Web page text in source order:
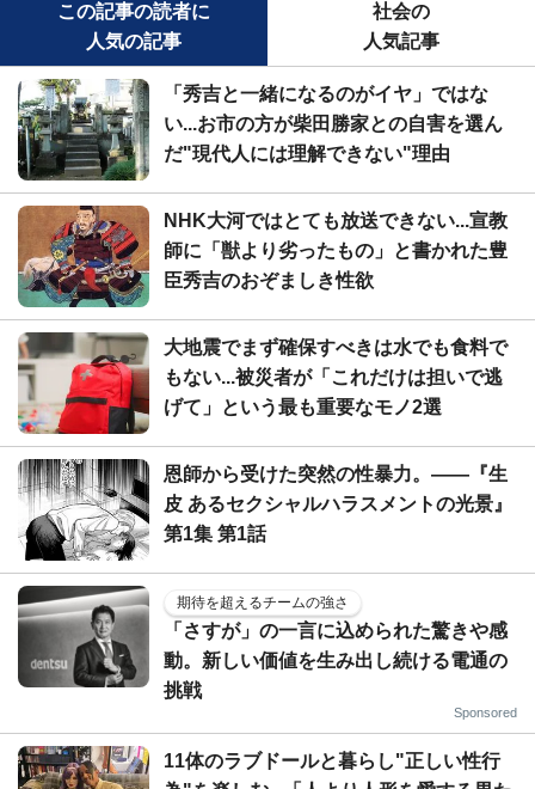
この記事の読者に
人気の記事
社会の
人気記事
「秀吉と一緒になるのがイヤ」ではな
い...お市の方が柴田勝家との自害を選ん
だ"現代人には理解できない"理由
NHK大河ではとても放送できない...宣教
師に「獣より劣ったもの」と書かれた豊
臣秀吉のおぞましき性欲
大地震でまず確保すべきは水でも食料で
もない...被災者が「これだけは担いで逃
げて」という最も重要なモノ2選
恩師から受けた突然の性暴力。――『生
皮 あるセクシャルハラスメントの光景』
第1集 第1話
期待を超えるチームの強さ
「さすが」の一言に込められた驚きや感
動。新しい価値を生み出し続ける電通の
挑戦
Sponsored
11体のラブドールと暮らし"正しい性行